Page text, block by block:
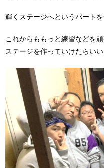
輝くステージへというパート
これからももっと練習などを
ステージを作っていけたらい